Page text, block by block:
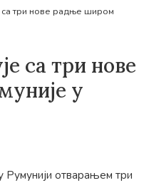
три нове радње широм
са три нове
у
Румунији отварањем три